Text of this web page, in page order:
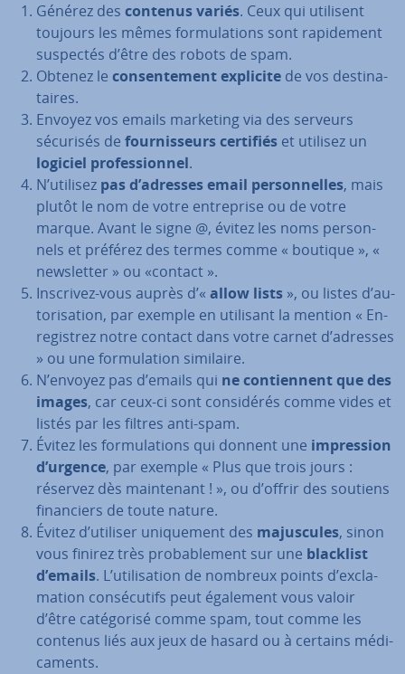
Générez des contenus variés. Ceux qui utilisent
toujours les mêmes for­mu­la­tions sont ra­pi­de­ment
suspectés d’être des robots de spam.
Obtenez le con­sen­te­ment explicite de vos des­ti­na­
taires.
Envoyez vos emails marketing via des serveurs
sécurisés de four­nis­seurs certifiés et utilisez un
logiciel pro­fes­sion­nel.
N’utilisez pas d’adresses email per­son­nelles, mais
plutôt le nom de votre en­tre­prise ou de votre
marque. Avant le signe @, évitez les noms per­son­
nels et préférez des termes comme « boutique », «
news­let­ter » ou «contact ».
Inscrivez-vous auprès d’« allow lists », ou listes d’au­
to­ri­sa­tion, par exemple en utilisant la mention « En­
re­gis­trez notre contact dans votre carnet d’adresses
» ou une for­mu­la­tion similaire.
N’envoyez pas d’emails qui ne con­tien­nent que des
images, car ceux-ci sont con­si­dé­rés comme vides et
listés par les filtres anti-spam.
Évitez les for­mu­la­tions qui donnent une im­pres­sion
d’urgence, par exemple « Plus que trois jours :
réservez dès main­te­nant ! », ou d’offrir des soutiens
fi­nan­ciers de toute nature.
Évitez d’utiliser uni­que­ment des ma­jus­cules, sinon
vous finirez très pro­ba­ble­ment sur une blacklist
d’emails. L’uti­li­sa­tion de nombreux points d’ex­cla­
ma­tion con­sé­cu­tifs peut également vous valoir
d’être ca­té­go­risé comme spam, tout comme les
contenus liés aux jeux de hasard ou à certains mé­di­
ca­ments.